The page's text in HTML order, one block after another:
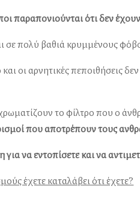
παραπονιούνται ότι δεν
πολύ βαθιά κρυμμένους
οι αρνητικές πεποιθήσεις
το φίλτρο που ο
που αποτρέπουν τους
να εντοπίσετε και να
έχετε καταλάβει ότι έχετε?